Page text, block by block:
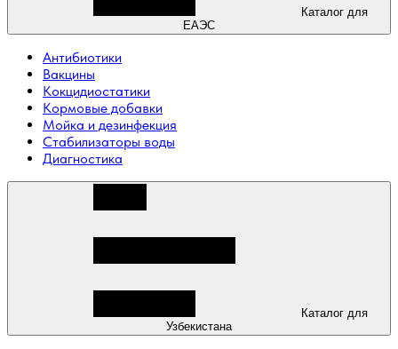
ЕАЭС
Антибиотики
Вакцины
Кокцидиостатики
Кормовые добавки
Мойка и дезинфекция
Стабилизаторы воды
Диагностика
Узбекистана